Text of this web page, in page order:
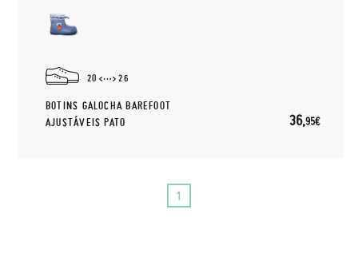
20 26
BOTINS GALOCHA BAREFOOT
AJUSTÁVEIS PATO
36,95€
1